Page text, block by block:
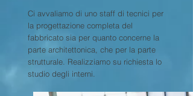
Ci avvaliamo di uno staff di tecnici per
la progettazione completa del
fabbricato sia per quanto concerne la
parte architettonica, che per la parte
strutturale. Realizziamo su richiesta lo
studio degli interni.